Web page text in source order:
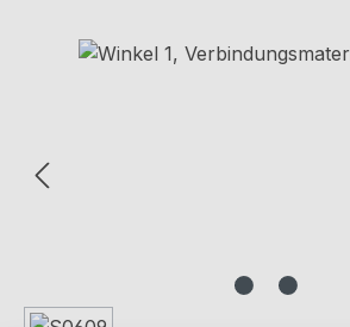
Bildergalerie überspringen